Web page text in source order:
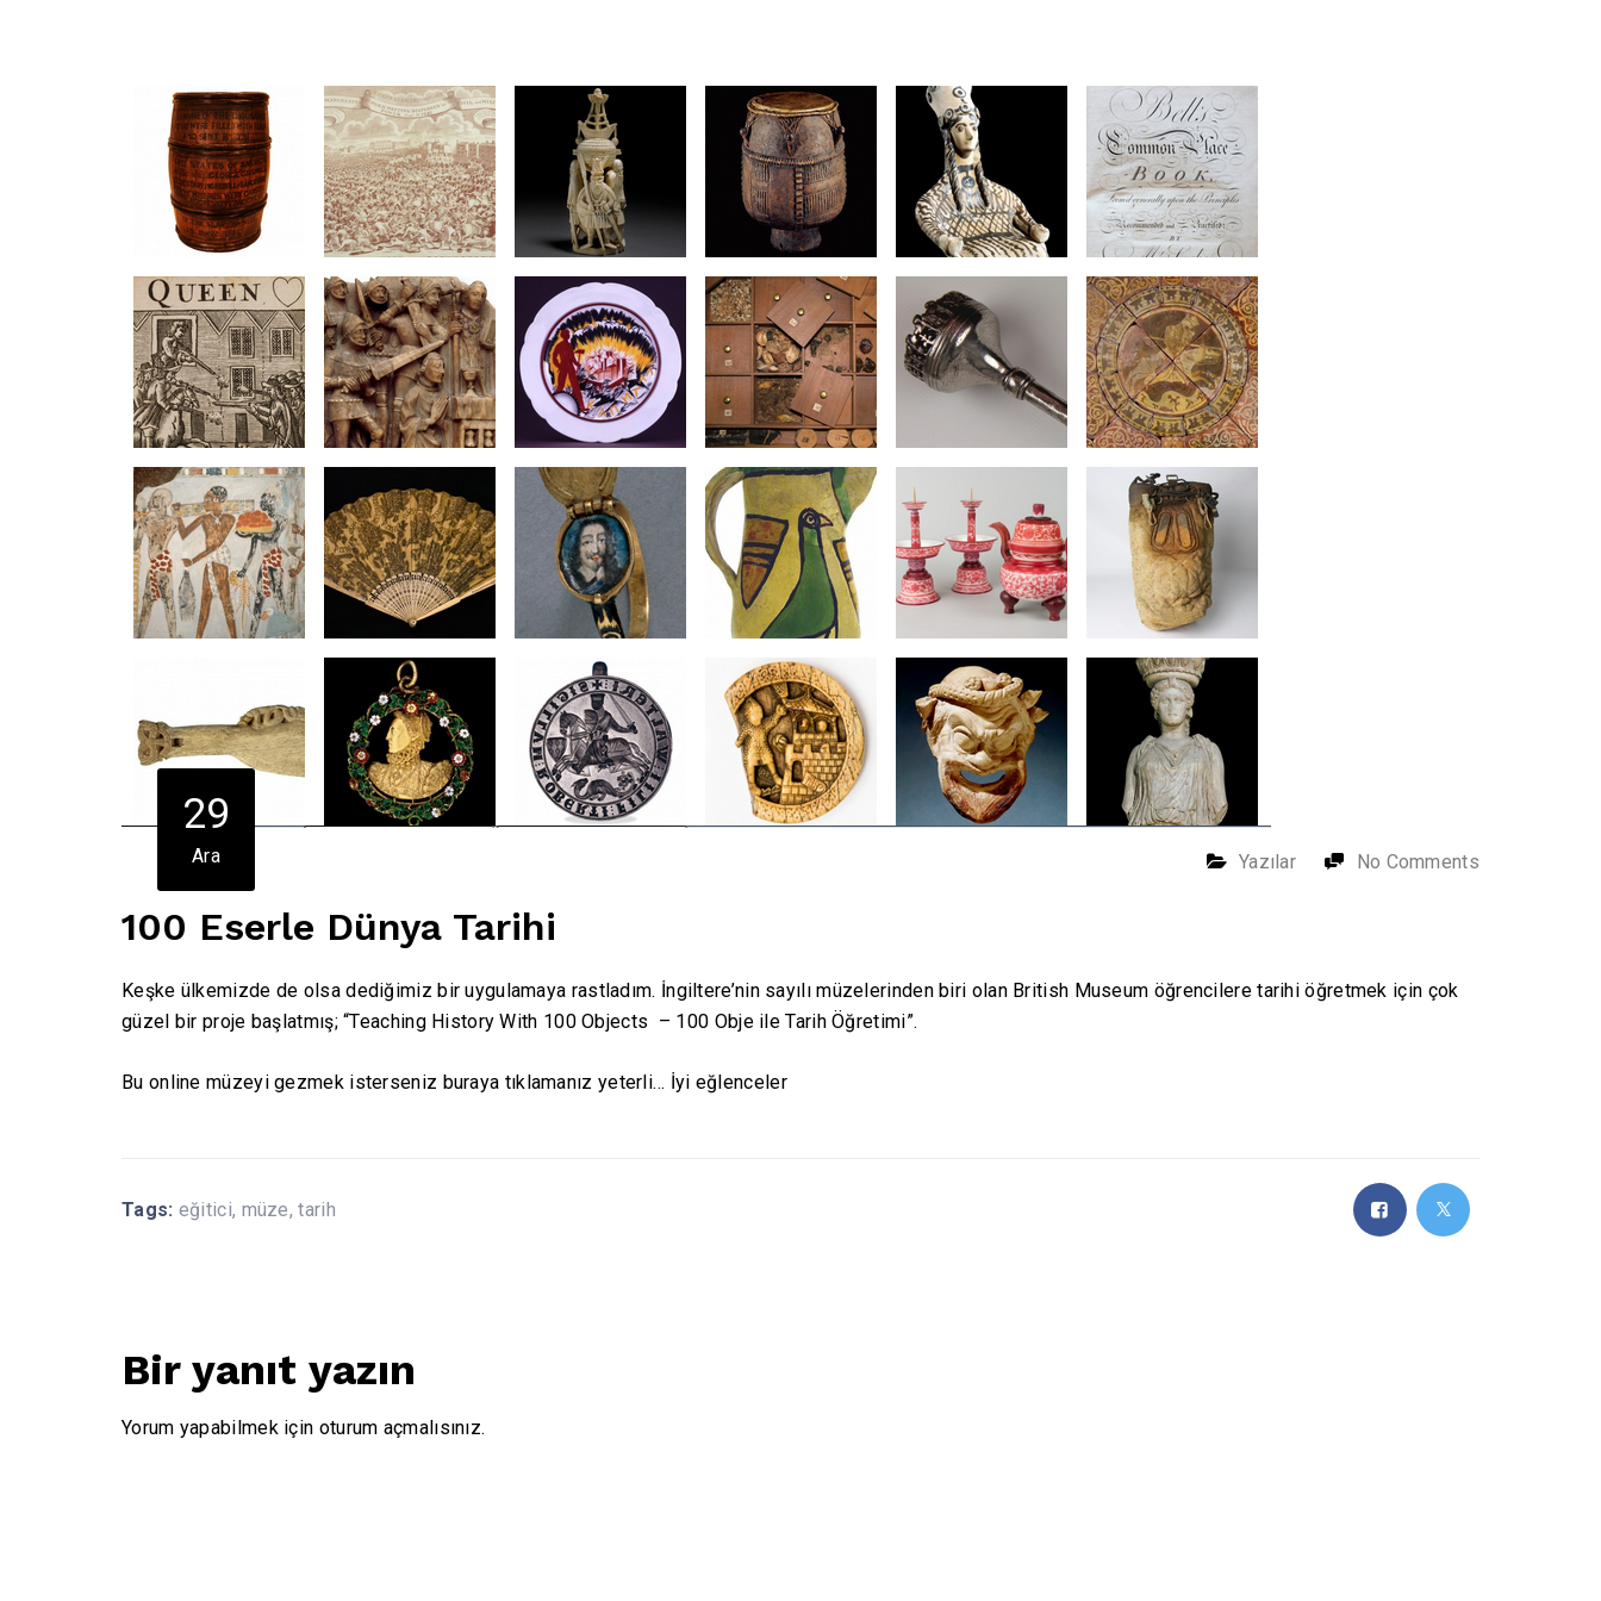
29
Ara Yazılar No Comments
100 Eserle Dünya Tarihi
Keşke ülkemizde de olsa dediğimiz bir uygulamaya rastladım. İngiltere’nin sayılı müzelerinden biri olan British Museum öğrencilere tarihi öğretmek için çok
güzel bir proje başlatmış; “Teaching History With 100 Objects – 100 Obje ile Tarih Öğretimi”.
Bu online müzeyi gezmek isterseniz buraya tıklamanız yeterli… İyi eğlenceler
Tags: eğitici, müze,tarih
Bir yanıt yazın
Yorum yapabilmek için oturum açmalısınız.